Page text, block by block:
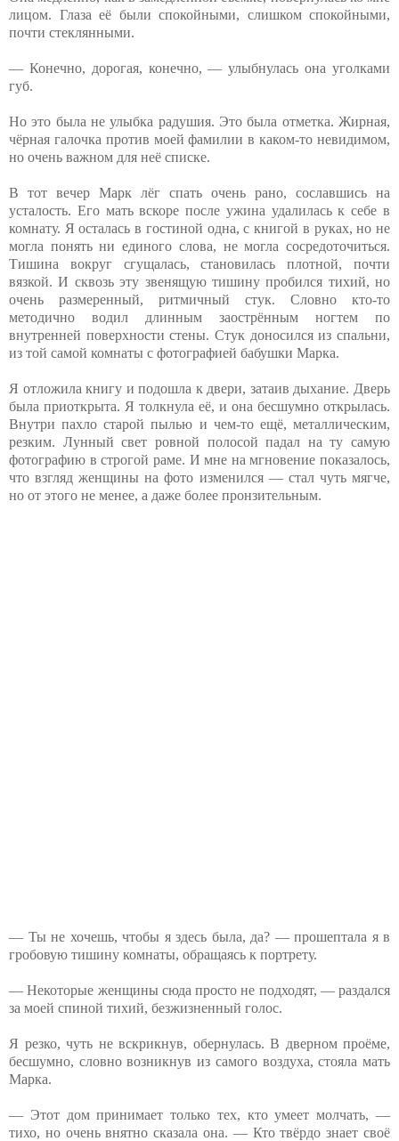
лицом. Глаза её были спокойными, слишком спокойными,
почти стеклянными.
— Конечно, дорогая, конечно, — улыбнулась она уголками
губ.
Но это была не улыбка радушия. Это была отметка. Жирная,
чёрная галочка против моей фамилии в каком-то невидимом,
но очень важном для неё списке.
В тот вечер Марк лёг спать очень рано, сославшись на
усталость. Его мать вскоре после ужина удалилась к себе в
комнату. Я осталась в гостиной одна, с книгой в руках, но не
могла понять ни единого слова, не могла сосредоточиться.
Тишина вокруг сгущалась, становилась плотной, почти
вязкой. И сквозь эту звенящую тишину пробился тихий, но
очень размеренный, ритмичный стук. Словно кто-то
методично водил длинным заострённым ногтем по
внутренней поверхности стены. Стук доносился из спальни,
из той самой комнаты с фотографией бабушки Марка.
Я отложила книгу и подошла к двери, затаив дыхание. Дверь
была приоткрыта. Я толкнула её, и она бесшумно открылась.
Внутри пахло старой пылью и чем-то ещё, металлическим,
резким. Лунный свет ровной полосой падал на ту самую
фотографию в строгой раме. И мне на мгновение показалось,
что взгляд женщины на фото изменился — стал чуть мягче,
но от этого не менее, а даже более пронзительным.
— Ты не хочешь, чтобы я здесь была, да? — прошептала я в
гробовую тишину комнаты, обращаясь к портрету.
— Некоторые женщины сюда просто не подходят, — раздался
за моей спиной тихий, безжизненный голос.
Я резко, чуть не вскрикнув, обернулась. В дверном проёме,
бесшумно, словно возникнув из самого воздуха, стояла мать
Марка.
— Этот дом принимает только тех, кто умеет молчать, —
тихо, но очень внятно сказала она. — Кто твёрдо знает своё